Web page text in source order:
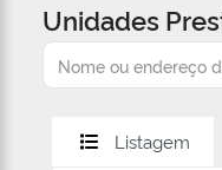
Unidades
Listagem